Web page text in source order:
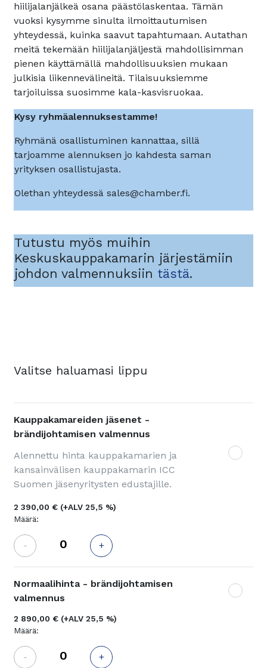
hiilijalanjälkeä osana päästölaskentaa. Tämän
vuoksi kysymme sinulta ilmoittautumisen
yhteydessä, kuinka saavut tapahtumaan. Autathan
meitä tekemään hiilijalanjäljestä mahdollisimman
pienen käyttämällä mahdollisuuksien mukaan
julkisia liikennevälineitä. Tilaisuuksiemme
tarjoiluissa suosimme kala-kasvisruokaa.
Kysy ryhmäalennuksestamme!
Ryhmänä osallistuminen kannattaa, sillä
tarjoamme alennuksen jo kahdesta saman
yrityksen osallistujasta.
Olethan yhteydessä sales@chamber.fi.
Tutustu myös muihin
Keskuskauppakamarin järjestämiin
johdon valmennuksiin tästä.
Valitse haluamasi lippu
Kauppakamareiden jäsenet -
brändijohtamisen valmennus
Alennettu hinta kauppakamarien ja
kansainvälisen kauppakamarin ICC
Suomen jäsenyritysten edustajille.
2 390,00 € (+ALV 25,5 %)
Määrä:
- +
Normaalihinta - brändijohtamisen
valmennus
2 890,00 € (+ALV 25,5 %)
Määrä:
- +